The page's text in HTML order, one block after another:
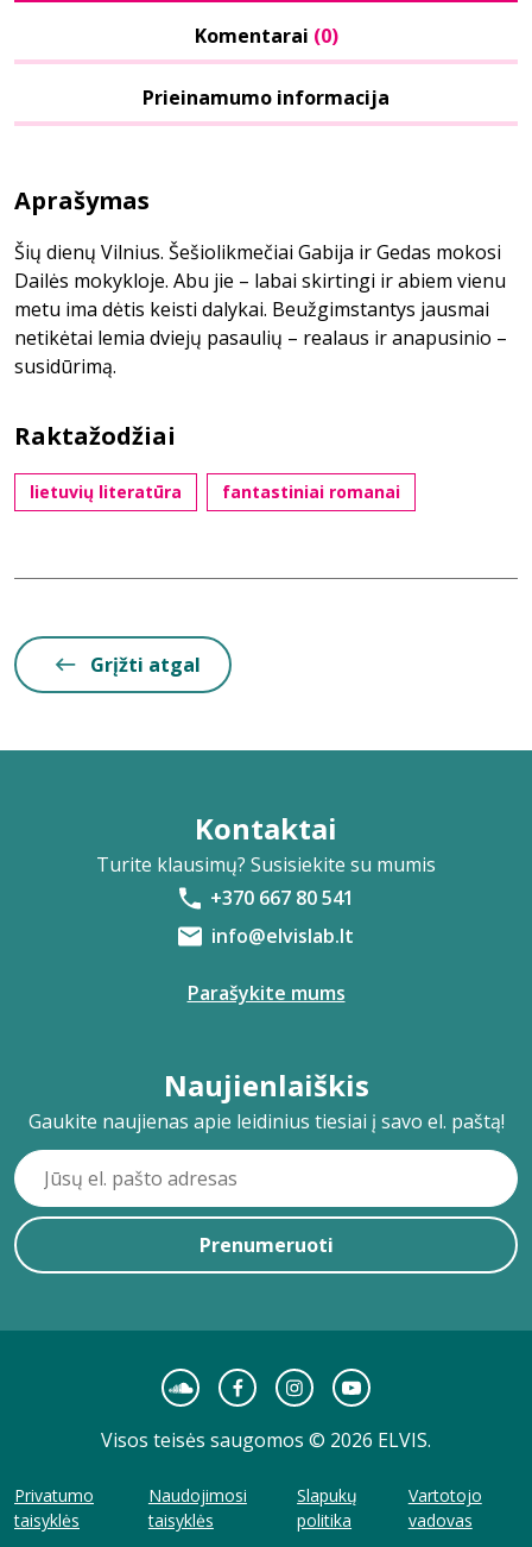
Komentarai (0)
Prieinamumo informacija
Aprašymas
Šių dienų Vilnius. Šešiolikmečiai Gabija ir Gedas mokosi
Dailės mokykloje. Abu jie – labai skirtingi ir abiem vienu
metu ima dėtis keisti dalykai. Beužgimstantys jausmai
netikėtai lemia dviejų pasaulių – realaus ir anapusinio –
susidūrimą.
Raktažodžiai
lietuvių literatūra fantastiniai romanai
Grįžti atgal
Kontaktai
Turite klausimų? Susisiekite su mumis
+370 667 80 541
info@elvislab.lt
Parašykite mums
Naujienlaiškis
Gaukite naujienas apie leidinius tiesiai į savo el. paštą!
Prenumeruoti
Visos teisės saugomos © 2026 ELVIS.
Privatumo
taisyklės
Naudojimosi
taisyklės
Slapukų
politika
Vartotojo
vadovas